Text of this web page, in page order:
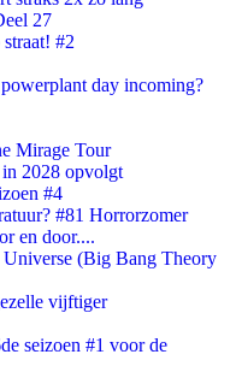
27
#2
day incoming?
Mirage Tour
2028 opvolgt
#4
#81 Horrorzomer
en door....
(Big Bang Theory
vijftiger
seizoen #1 voor de